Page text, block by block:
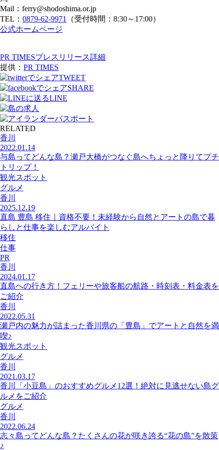
Mail：ferry@shodoshima.or.jp
TEL： 0879-62-9971
（受付時間：8:30～17:00）
公式ホームページ
PR TIMESプレスリリース詳細
提供： PR TIMES
TWEET
SHARE
LINE
RELATED
香川
2022.01.14
与島ってどんな島？瀬戸大橋がつなぐ島へちょっと降りてプチ
トリップ！
観光スポット
グルメ
香川
2025.12.19
直島 豊島 移住｜資格不要！未経験から自然とアートの島で暮
らしと仕事を楽しむアルバイト
移住
仕事
PR
香川
2024.01.17
直島への行き方！フェリーや旅客船の航路・時刻表・料金表を
ご紹介
香川
2022.05.31
瀬戸内の魅力が詰まった香川県の「豊島」でアートと自然を満
喫♪
観光スポット
グルメ
香川
2021.03.17
香川「小豆島」のおすすめグルメ12選！絶対に見逃せない島グ
ルメをご紹介
グルメ
香川
2022.06.24
志々島ってどんな島？たくさんの花が咲き誇る“花の島”を散策
♪